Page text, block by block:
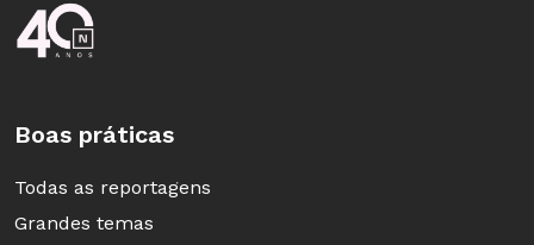
Rodapé da Nova Escola
Boas práticas
Todas as reportagens
Grandes temas